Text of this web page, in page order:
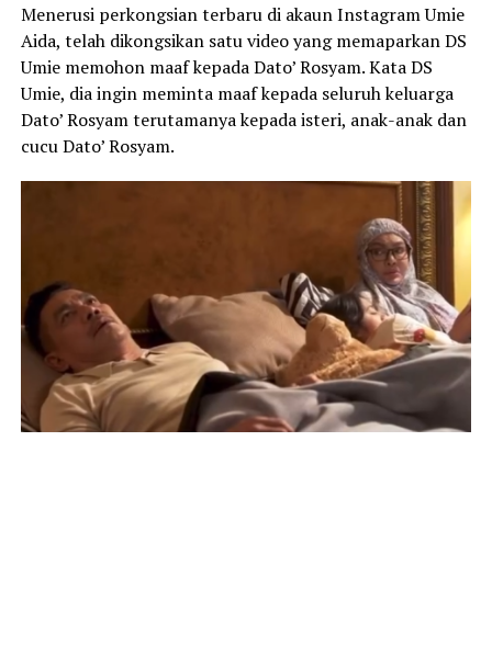
Menerusi perkongsian terbaru di akaun Instagram Umie
Aida, telah dikongsikan satu video yang memaparkan DS
Umie memohon maaf kepada Dato’ Rosyam. Kata DS
Umie, dia ingin meminta maaf kepada seluruh keluarga
Dato’ Rosyam terutamanya kepada isteri, anak-anak dan
cucu Dato’ Rosyam.